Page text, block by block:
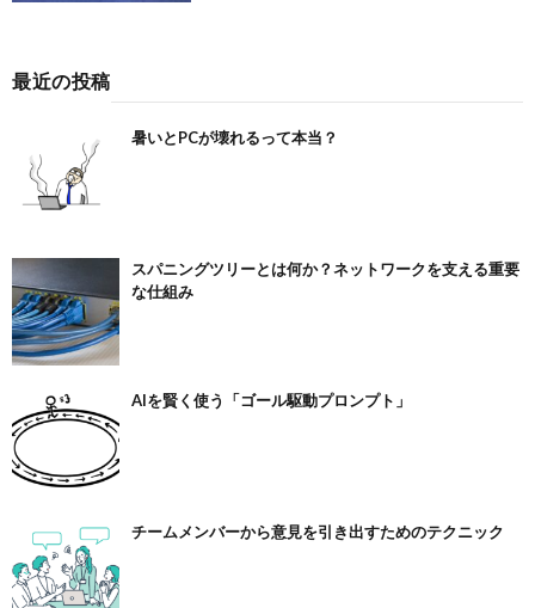
最近の投稿
暑いとPCが壊れるって本当？
スパニングツリーとは何か？ネットワークを支える重要
な仕組み
AIを賢く使う「ゴール駆動プロンプト」
チームメンバーから意見を引き出すためのテクニック